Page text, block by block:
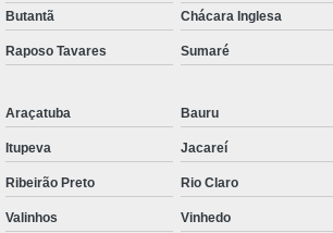
Corte Chapa a Laser
Corte de Chapa a Laser
Corte
Curvamento de Tubos
Curvamento de Tubos a
Curvamento de Tubos de Aço
Butantã Chácara Inglesa
Raposo Tavares Sumaré
Araçatuba Bauru
Itupeva Jacareí
Ribeirão Preto Rio Claro
Valinhos Vinhedo